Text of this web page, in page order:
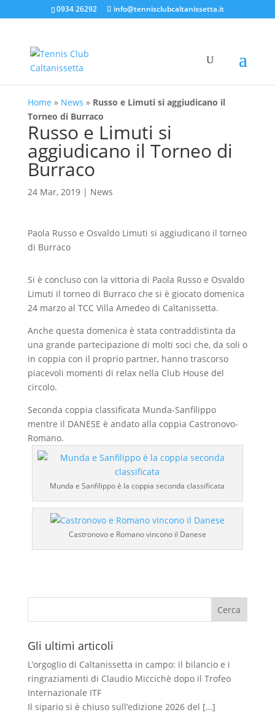
0934 26292 info@tennisclubcaltanissetta.it
Home » News » Russo e Limuti si aggiudicano il
Torneo di Burraco
Russo e Limuti si
aggiudicano il Torneo di
Burraco
24 Mar, 2019| News
Paola Russo e Osvaldo Limuti si aggiudicano il torneo
di Burraco
Si è concluso con la vittoria di Paola Russo e Osvaldo
Limuti il torneo di Burraco che si è giocato domenica
24 marzo al TCC Villa Amedeo di Caltanissetta.
Anche questa domenica è stata contraddistinta da
una grande partecipazione di molti soci che, da soli o
in coppia con il proprio partner, hanno trascorso
piacevoli momenti di relax nella Club House del
circolo.
Seconda coppia classificata Munda-Sanfilippo
mentre il DANESE è andato alla coppia Castronovo-
Romano.
Munda e Sanfilippo è la coppia seconda classificata
Castronovo e Romano vincono il Danese
Cerca
Gli ultimi articoli
L’orgoglio di Caltanissetta in campo: il bilancio e i
ringraziamenti di Claudio Miccichè dopo il Trofeo
Internazionale ITF
Il sipario si è chiuso sull’edizione 2026 del […]